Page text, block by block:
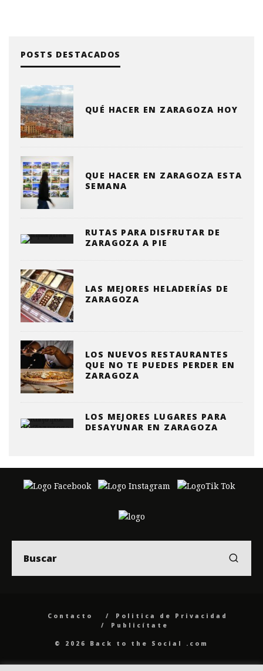
POSTS DESTACADOS
QUÉ HACER EN ZARAGOZA HOY
QUE HACER EN ZARAGOZA ESTA
SEMANA
RUTAS PARA DISFRUTAR DE
ZARAGOZA A PIE
LAS MEJORES HELADERÍAS DE
ZARAGOZA
LOS NUEVOS RESTAURANTES
QUE NO TE PUEDES PERDER EN
ZARAGOZA
LOS MEJORES LUGARES PARA
DESAYUNAR EN ZARAGOZA
Contacto
Politica de Privacidad
Publicítate
© 2026 Back to the Social .com